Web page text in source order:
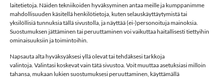
laitetietoja. Näiden tekniikoiden hyväksyminen antaa meille ja kumppanimme
mahdollisuuden käsitellä henkilötietoja, kuten selauskäyttäytymistä tai
yksilöllisiä tunnuksia tällä sivustolla, ja näyttää (ei-)personoituja mainoksia.
Suostumuksen jättäminen tai peruuttaminen voi vaikuttaa haitallisesti tiettyihin
ominaisuuksiin ja toimintoihin.
Napsauta alta hyväksyäksesi yllä olevat tai tehdäksesi tarkkoja
valintoja. Valintasi koskevat vain tätä sivustoa. Voit muuttaa asetuksiasi milloin
tahansa, mukaan lukien suostumuksesi peruuttaminen, käyttämällä
35/38 39/42 43/46
Clear
35/38 39/42
Clear
POMPULAT